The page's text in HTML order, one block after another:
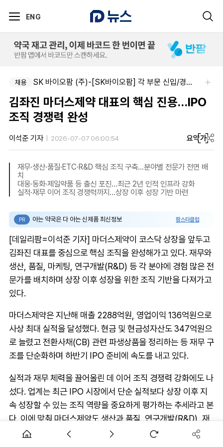
ENG
채용 SK 바이오팜 (주)-[SK바이오팜] 각 부문 신입/경력 구성원 영입
김좌진 마더스제약 대표의 핵심 진용…IPO
조직 경쟁력 완성
이석준 기자 2026-07-07 06:00:54 요약가
재무·생산·품질·ETC·R&D 핵심 조직 구축…분야별 전문가 전면 배
치
대웅·동화·제일약품 등 출신 포진…최근 2년 인적 인프라 강화
실적·재무 이어 조직 경쟁력까지…상장 이후 성장 기반 마련
PR 아는 약국은 다 아는 신제품 최신정보 팜스타클럽
[데일리팜=이석준 기자] 마더스제약이 코스닥 상장을 앞두고
김좌진 대표를 중심으로 핵심 조직을 완성해가고 있다. 재무와
생산, 품질, 마케팅, 연구개발(R&D) 등 각 분야에 경험 많은 전
문가를 배치하며 상장 이후 성장을 위한 조직 기반을 다져가고
있다.
마더스제약은 지난해 매출 2288억원, 영업이익 136억원으로
사상 최대 실적을 달성했다. 현금 및 현금성자산도 347억원으
로 늘렸고 전환사채(CB) 관련 파생상품을 정리하는 등 재무 구
조를 단순화하며 하반기 IPO 준비에 속도를 내고 있다.
실적과 재무 체력을 끌어올린 데 이어 조직 경쟁력 강화에도 나
섰다. 업계는 최근 IPO 시장에서 단순 실적보다 상장 이후 지
속 성장할 수 있는 조직 역량을 중요하게 평가하는 추세라고 본
다. 이에 맞춰 마더스제약도 생산과 품질, 연구개발(R&D), 재
무, 마케팅 등 핵심 기능별 전문가를 배치하며 조직 기반을 구